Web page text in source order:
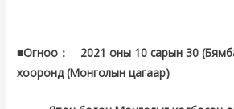
■Огноо： 2021 оны 10 сарын 30
хооронд (Монголын цагаар)